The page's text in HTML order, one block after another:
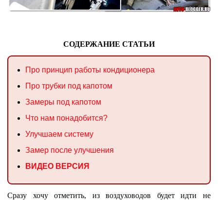
СОДЕРЖАНИЕ СТАТЬИ
Про принцип работы кондиционера
Про трубки под капотом
Замеры под капотом
Что нам понадобится?
Улучшаем систему
Замер после улучшения
ВИДЕО ВЕРСИЯ
Сразу хочу отметить, из воздуховодов будет идти не